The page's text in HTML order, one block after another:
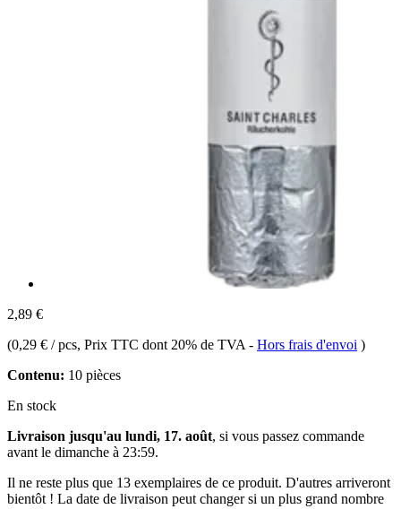
2,89 €
(0,29 € / pcs, Prix TTC dont 20% de TVA - Hors frais d'envoi )
Contenu: 10 pièces
En stock
Livraison jusqu'au lundi, 17. août, si vous passez commande
avant le dimanche à 23:59.
Il ne reste plus que 13 exemplaires de ce produit. D'autres arriveront
bientôt ! La date de livraison peut changer si un plus grand nombre